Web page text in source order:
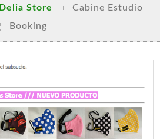
Delia Store
Cabine Estudio
Booking